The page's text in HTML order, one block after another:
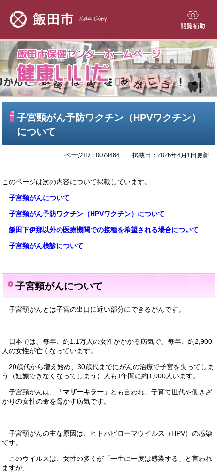
先
で
す。
を
ば
し
て
本
閲
補
子宮頸がん予防ワクチン（HPVワクチン）
について
ページID：0079484 掲載日：2026年4月1日更新
このページは次の内容について掲載しています。
子宮頸がんについて
子宮頸がん予防ワクチン（HPVワクチン）について
飯田下伊那以外の医療機関での接種を希望される場合について
子宮頸がん検診について
子宮頸がんについて
子宮頸がんとは子宮の出口に近い部分にできるがんです。
日本では、毎年、約1.1万人の女性がかかる病気で、毎年、約2,900
人の女性が亡くなっています。
20歳代から増え始め、30歳代までにがんの治療で子宮を失ってしま
う（妊娠できなくなってしまう）人も1年間に約1,000人います。
子宮頸がんは、「マザーキラー 」とも言われ、子育て世代や働きざ
かりの女性の命を脅かす病気です。
子宮頸がんの主な原因は、ヒトパピローマウイルス（HPV）の感染
です。
このウイルスは、女性の多くが「一生に一度は感染する」と言われ
ますが、